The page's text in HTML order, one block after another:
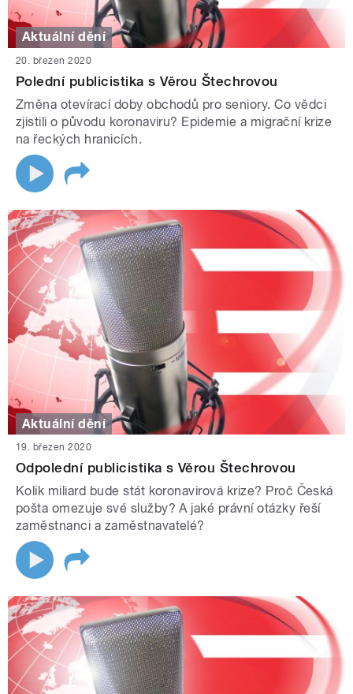
Aktuální dění
20. březen 2020
Polední publicistika s Věrou Štechrovou
Změna otevírací doby obchodů pro seniory. Co vědci
zjistili o původu koronaviru? Epidemie a migrační krize
na řeckých hranicích.
Aktuální dění
19. březen 2020
Odpolední publicistika s Věrou Štechrovou
Kolik miliard bude stát koronavirová krize? Proč Česká
pošta omezuje své služby? A jaké právní otázky řeší
zaměstnanci a zaměstnavatelé?